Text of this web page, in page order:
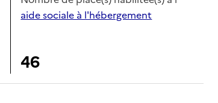
aide sociale à l'hébergement
46